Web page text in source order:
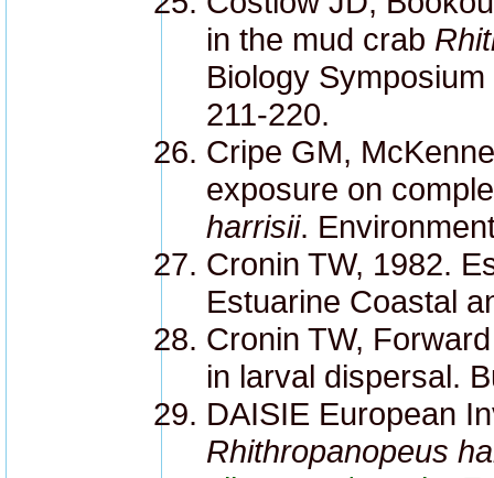
in the mud crab
Biology
211-220.
Cripe GM,
exposure on
harrisii.
Cronin TW, 1982.
Estuarine Coastal
Cronin TW,
in larval dispersal.
DAISIE European
Rhithropanopeus